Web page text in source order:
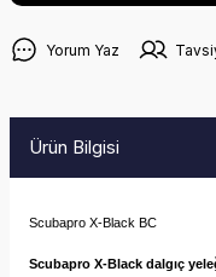
Yorum Yaz
Ürün Bilgisi
Scubapro X-Black BC
Scubapro X-Black dalgıç